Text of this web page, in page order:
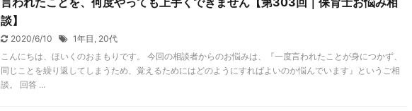
談】
2020/6/10 1年目 , 20代
こんにちは、ほいくのおまもりです。 今回の相談者からのお悩みは、『一度言われたことが身につかず、
同じことを繰り返してしまうため、覚えるためにはどのようにすればよいのか悩んでいます』というご相
談。 回答 ...